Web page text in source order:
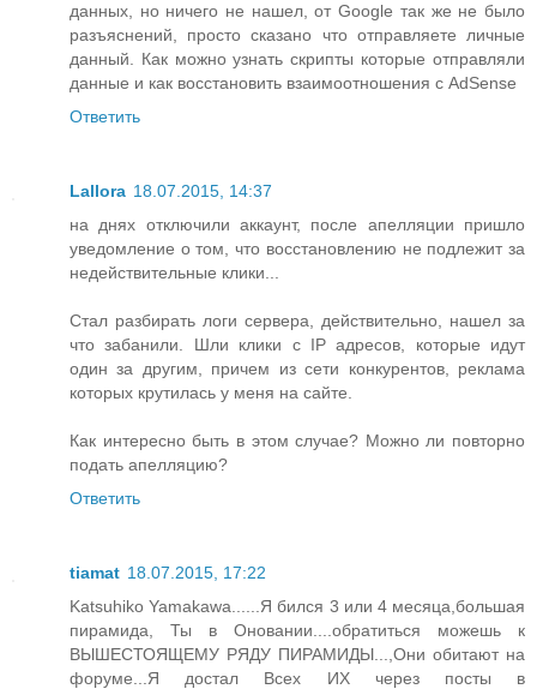
данных, но ничего не нашел, от Google так же не было
разъяснений, просто сказано что отправляете личные
данный. Как можно узнать скрипты которые отправляли
данные и как восстановить взаимоотношения с AdSense
Ответить
Lallora 18.07.2015, 14:37
на днях отключили аккаунт, после апелляции пришло
уведомление о том, что восстановлению не подлежит за
недействительные клики...
Стал разбирать логи сервера, действительно, нашел за
что забанили. Шли клики с IP адресов, которые идут
один за другим, причем из сети конкурентов, реклама
которых крутилась у меня на сайте.
Как интересно быть в этом случае? Можно ли повторно
подать апелляцию?
Ответить
tiamat 18.07.2015, 17:22
Katsuhiko Yamakawa......Я бился 3 или 4 месяца,большая
пирамида, Ты в Оновании....обратиться можешь к
ВЫШЕСТОЯЩЕМУ РЯДУ ПИРАМИДЫ...,Они обитают на
форуме...Я достал Всех ИХ через посты в